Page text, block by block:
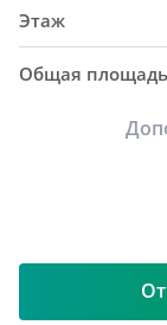
Этаж
Общая площадь